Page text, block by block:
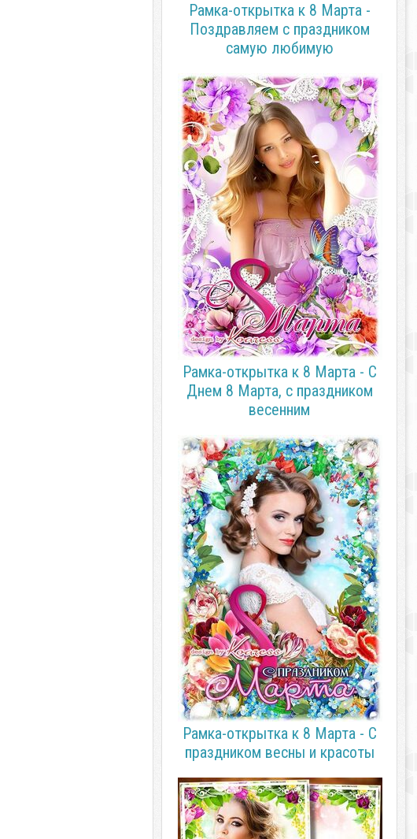
Рамка-открытка к 8 Марта -
Поздравляем с праздником
самую любимую
Рамка-открытка к 8 Марта - С
Днем 8 Марта, с праздником
весенним
Рамка-открытка к 8 Марта - С
праздником весны и красоты